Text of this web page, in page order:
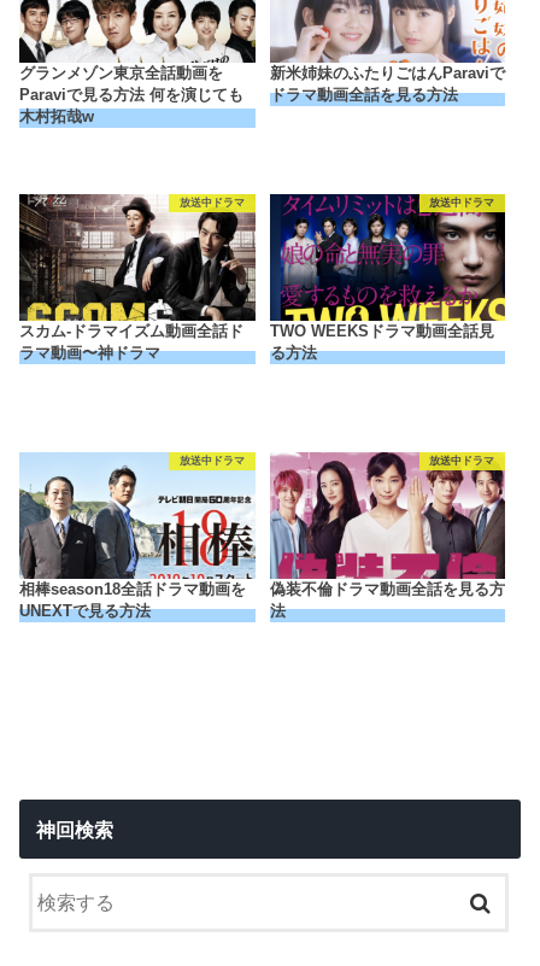
グランメゾン東京全話動画を
Paraviで見る方法 何を演じても
木村拓哉w
新米姉妹のふたりごはんParaviで
ドラマ動画全話を見る方法
放送中ドラマ
スカム-ドラマイズム動画全話ド
ラマ動画〜神ドラマ
放送中ドラマ
TWO WEEKSドラマ動画全話見
る方法
放送中ドラマ
相棒season18全話ドラマ動画を
UNEXTで見る方法
放送中ドラマ
偽装不倫ドラマ動画全話を見る方
法
神回検索